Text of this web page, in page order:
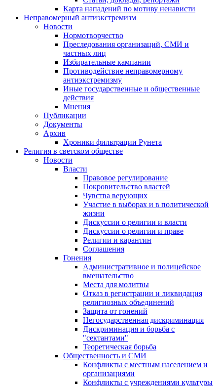
Карта нападений по мотиву ненависти
Неправомерный антиэкстремизм
Новости
Нормотворчество
Преследования организаций, СМИ и
частных лиц
Избирательные кампании
Противодействие неправомерному
антиэкстремизму
Иные государственные и общественные
действия
Мнения
Публикации
Документы
Архив
Хроники фильтрации Рунета
Религия в светском обществе
Новости
Власти
Правовое регулирование
Покровительство властей
Чувства верующих
Участие в выборах и в политической
жизни
Дискуссии о религии и власти
Дискуссии о религии и праве
Религии и карантин
Соглашения
Гонения
Административное и полицейское
вмешательство
Места для молитвы
Отказ в регистрации и ликвидация
религиозных объединений
Защита от гонений
Негосударственная дискриминация
Дискриминация и борьба с
"сектантами"
Теоретическая борьба
Общественность и СМИ
Конфликты с местным населением и
организациями
Конфликты с учреждениями культуры